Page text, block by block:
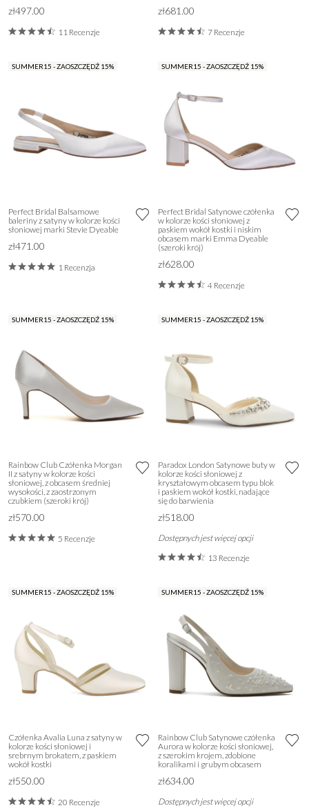
zł497.00
11 Recenzje
zł681.00
7 Recenzje
SUMMER15 - ZAOSZCZĘDŹ 15%
Perfect Bridal Balsamowe
baleriny z satyny w kolorze kości
słoniowej marki Stevie Dyeable
zł471.00
1 Recenzja
SUMMER15 - ZAOSZCZĘDŹ 15%
Perfect Bridal Satynowe czółenka
w kolorze kości słoniowej z
paskiem wokół kostki i niskim
obcasem marki Emma Dyeable
(szeroki krój)
zł628.00
4 Recenzje
SUMMER15 - ZAOSZCZĘDŹ 15%
Rainbow Club Czółenka Morgan
II z satyny w kolorze kości
słoniowej, z obcasem średniej
wysokości, z zaostrzonym
czubkiem (szeroki krój)
zł570.00
5 Recenzje
SUMMER15 - ZAOSZCZĘDŹ 15%
Paradox London Satynowe buty w
kolorze kości słoniowej z
kryształowym obcasem typu blok
i paskiem wokół kostki, nadające
się do barwienia
zł518.00
Dostępnych jest więcej opcji
13 Recenzje
SUMMER15 - ZAOSZCZĘDŹ 15%
Czółenka Avalia Luna z satyny w
kolorze kości słoniowej i
srebrnym brokatem, z paskiem
wokół kostki
zł550.00
20 Recenzje
SUMMER15 - ZAOSZCZĘDŹ 15%
Rainbow Club Satynowe czółenka
Aurora w kolorze kości słoniowej,
z szerokim krojem, zdobione
koralikami i grubym obcasem
zł634.00
Dostępnych jest więcej opcji